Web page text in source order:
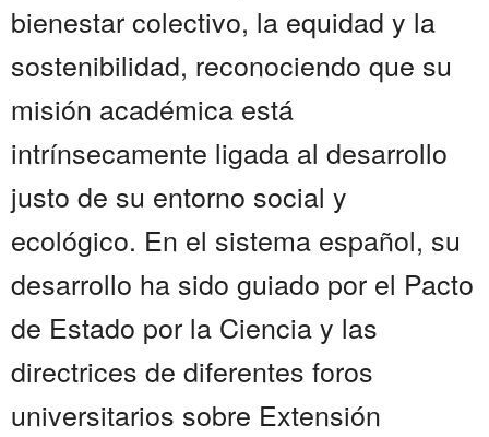
bienestar colectivo, la equidad y la
sostenibilidad, reconociendo que su
misión académica está
intrínsecamente ligada al desarrollo
justo de su entorno social y
ecológico. En el sistema español, su
desarrollo ha sido guiado por el Pacto
de Estado por la Ciencia y las
directrices de diferentes foros
universitarios sobre Extensión